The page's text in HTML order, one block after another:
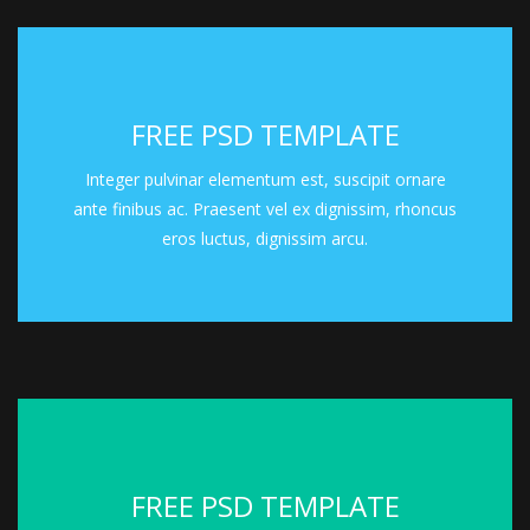
FREE PSD TEMPLATE
Integer pulvinar elementum est, suscipit ornare
ante finibus ac. Praesent vel ex dignissim, rhoncus
eros luctus, dignissim arcu.
In interdum purus eu elementum tempus.
consectetur, neque vel iaculis blandit, dui magna
dapibus ante, eget imperdiet risus.
FREE PSD TEMPLATE
In interdum purus eu elementum tempus.